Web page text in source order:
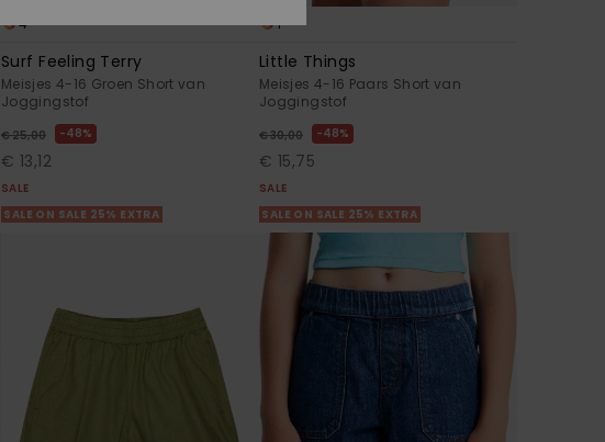
4
Surf Feeling Terry
Meisjes 4-16 Groen Short van
Joggingstof
€ 25,00 48%
€ 13,12
SALE
SALE ON SALE 25% EXTRA
1
Little Things
Meisjes 4-16 Paars Short van
Joggingstof
€ 30,00 48%
€ 15,75
SALE
SALE ON SALE 25% EXTRA